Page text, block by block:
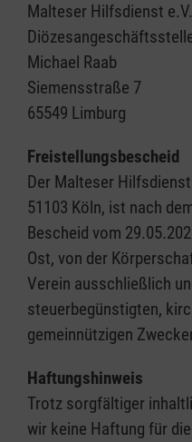
Malteser Hilfsdienst e.V.
Michael Raab
Siemensstraße 7
65549 Limburg
Freistellungsbescheid
Der Malteser
51103 Köln, ist nach
Bescheid vom
Ost, von der
Verein ausschließlich
steuerbegünstigten,
gemeinnützigen
Haftungshinweis
Trotz sorgfältiger
wir keine Haftung für